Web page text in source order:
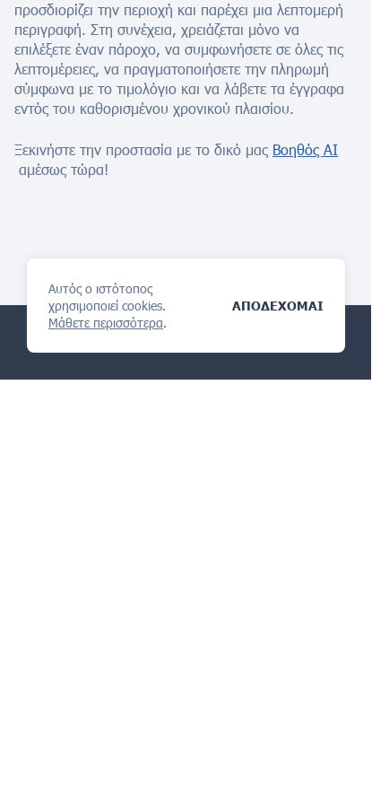
Αυτός ο ιστότοπος
χρησιμοποιεί cookies.
Μάθετε περισσότερα.
ΑΠΟΔΕΧΟΜΑΙ
προσδιορίζει την περιοχή και παρέχει μια λεπτομερή
περιγραφή. Στη συνέχεια, χρειάζεται μόνο να
επιλέξετε έναν πάροχο, να συμφωνήσετε σε όλες τις
λεπτομέρειες, να πραγματοποιήσετε την πληρωμή
σύμφωνα με το τιμολόγιο και να λάβετε τα έγγραφα
εντός του καθορισμένου χρονικού πλαισίου.
Ξεκινήστε την προστασία με το δικό μας Βοηθός AI
αμέσως τώρα!